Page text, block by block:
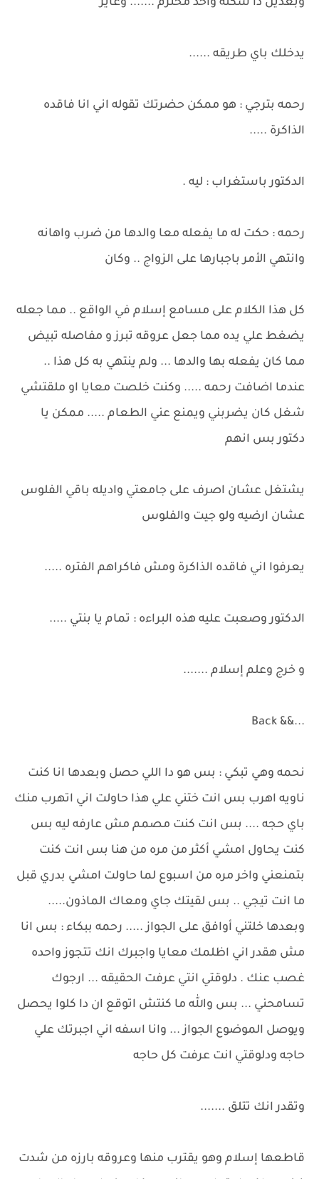
وبعدين دا شكله واحد محترم ....... وعايز
يدخلك باي طريقه ......
رحمه بترجي : هو ممكن حضرتك تقوله اني انا فاقده
الذاكرة .....
الدكتور باستغراب : ليه .
رحمه : حكت له ما يفعله معا والدها من ضرب واهانه
وانتهي الأمر باجبارها على الزواج .. وكان
كل هذا الكلام على مسامع إسلام في الواقع .. مما جعله
يضغط علي يده مما جعل عروقه تبرز و مفاصله تبيض
مما كان يفعله بها والدها ... ولم ينتهي به كل هذا ..
عندما اضافت رحمه ..... وكنت خلصت معايا او ملقتشي
شغل كان يضربني ويمنع عني الطعام ..... ممكن يا
دكتور بس انهم
يشتغل عشان اصرف على جامعتي واديله باقي الفلوس
عشان ارضيه ولو جيت والفلوس
يعرفوا اني فاقده الذاكرة ومش فاكراهم الفتره .....
الدكتور وصعبت عليه هذه البراءه : تمام يا بنتي .....
و خرج وعلم إسلام .......
...&& Back
نحمه وهي تبكي : بس هو دا اللي حصل وبعدها انا كنت
ناويه اهرب بس انت ختني علي هذا حاولت اني اتهرب منك
باي حجه .... بس انت كنت مصمم مش عارفه ليه بس
كنت يحاول امشي أكثر من مره من هنا بس انت كنت
بتمنعني واخر مره من اسبوع لما حاولت امشي بدري قبل
ما انت تيجي .. بس لقيتك جاي ومعاك الماذون.....
وبعدها خلتني أوافق على الجواز ..... رحمه ببكاء : بس انا
مش هقدر اني اظلمك معايا واجبرك انك تتجوز واحده
غصب عنك . دلوقتي انتي عرفت الحقيقه ... ارجوك
تسامحني ... بس والله ما كنتش اتوقع ان دا كلوا يحصل
ويوصل الموضوع الجواز ... وانا اسفه اني اجبرتك علي
حاجه ودلوقتي انت عرفت كل حاجه
وتقدر انك تتلق .......
قاطعها إسلام وهو يقترب منها وعروقه بارزه من شدت